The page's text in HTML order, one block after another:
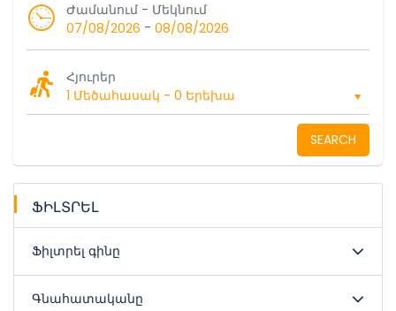
Ժամանում - Մեկնում
07/08/2026 - 08/08/2026
Հյուրեր
1 Մեծահասակ - 0 Երեխա
SEARCH
ՖԻԼՏՐԵԼ
Ֆիլտրել գինը
Գնահատականը